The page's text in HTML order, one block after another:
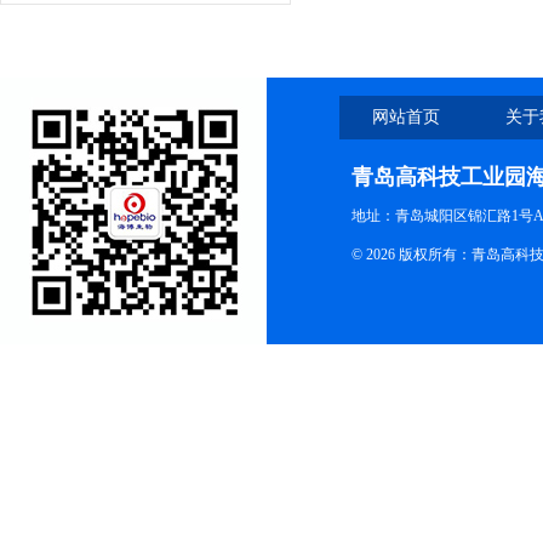
网站首页 关
青岛高科技工业园
地址：青岛城阳区锦汇路1号
© 2026 版权所有：青岛高科